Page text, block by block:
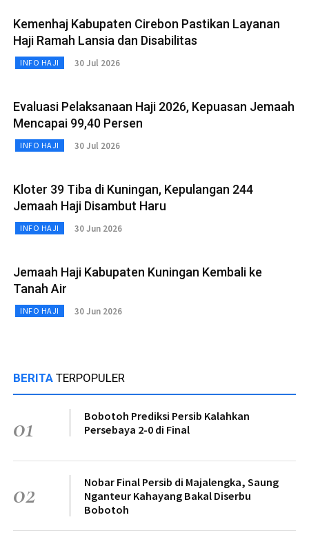
Kemenhaj Kabupaten Cirebon Pastikan Layanan
Haji Ramah Lansia dan Disabilitas
INFO HAJI 30 Jul 2026
Evaluasi Pelaksanaan Haji 2026, Kepuasan Jemaah
Mencapai 99,40 Persen
INFO HAJI 30 Jul 2026
Kloter 39 Tiba di Kuningan, Kepulangan 244
Jemaah Haji Disambut Haru
INFO HAJI 30 Jun 2026
Jemaah Haji Kabupaten Kuningan Kembali ke
Tanah Air
INFO HAJI 30 Jun 2026
BERITA TERPOPULER
01
Bobotoh Prediksi Persib Kalahkan
Persebaya 2-0 di Final
02
Nobar Final Persib di Majalengka, Saung
Nganteur Kahayang Bakal Diserbu
Bobotoh